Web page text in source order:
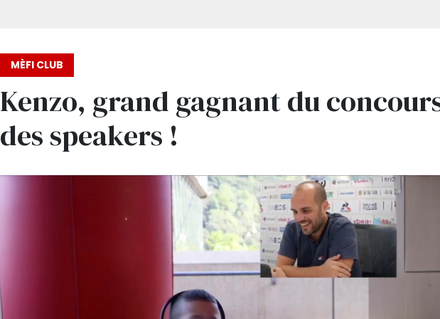
MÈFI CLUB
Kenzo, grand gagnant du
des speakers !